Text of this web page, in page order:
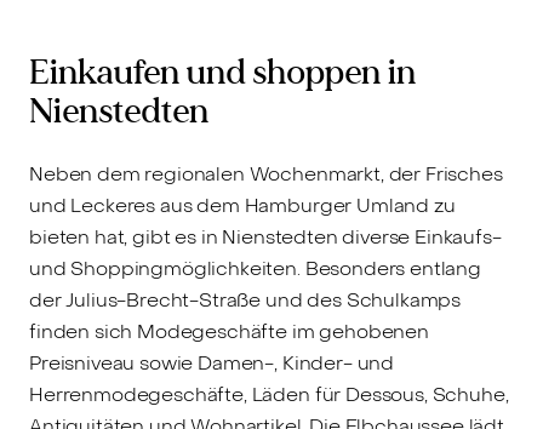
Einkaufen und shoppen in
Nienstedten
Neben dem regionalen Wochenmarkt, der Frisches
und Leckeres aus dem Hamburger Umland zu
bieten hat, gibt es in Nienstedten diverse Einkaufs-
und Shoppingmöglichkeiten. Besonders entlang
der Julius-Brecht-Straße und des Schulkamps
finden sich Modegeschäfte im gehobenen
Preisniveau sowie Damen-, Kinder- und
Herrenmodegeschäfte, Läden für Dessous, Schuhe,